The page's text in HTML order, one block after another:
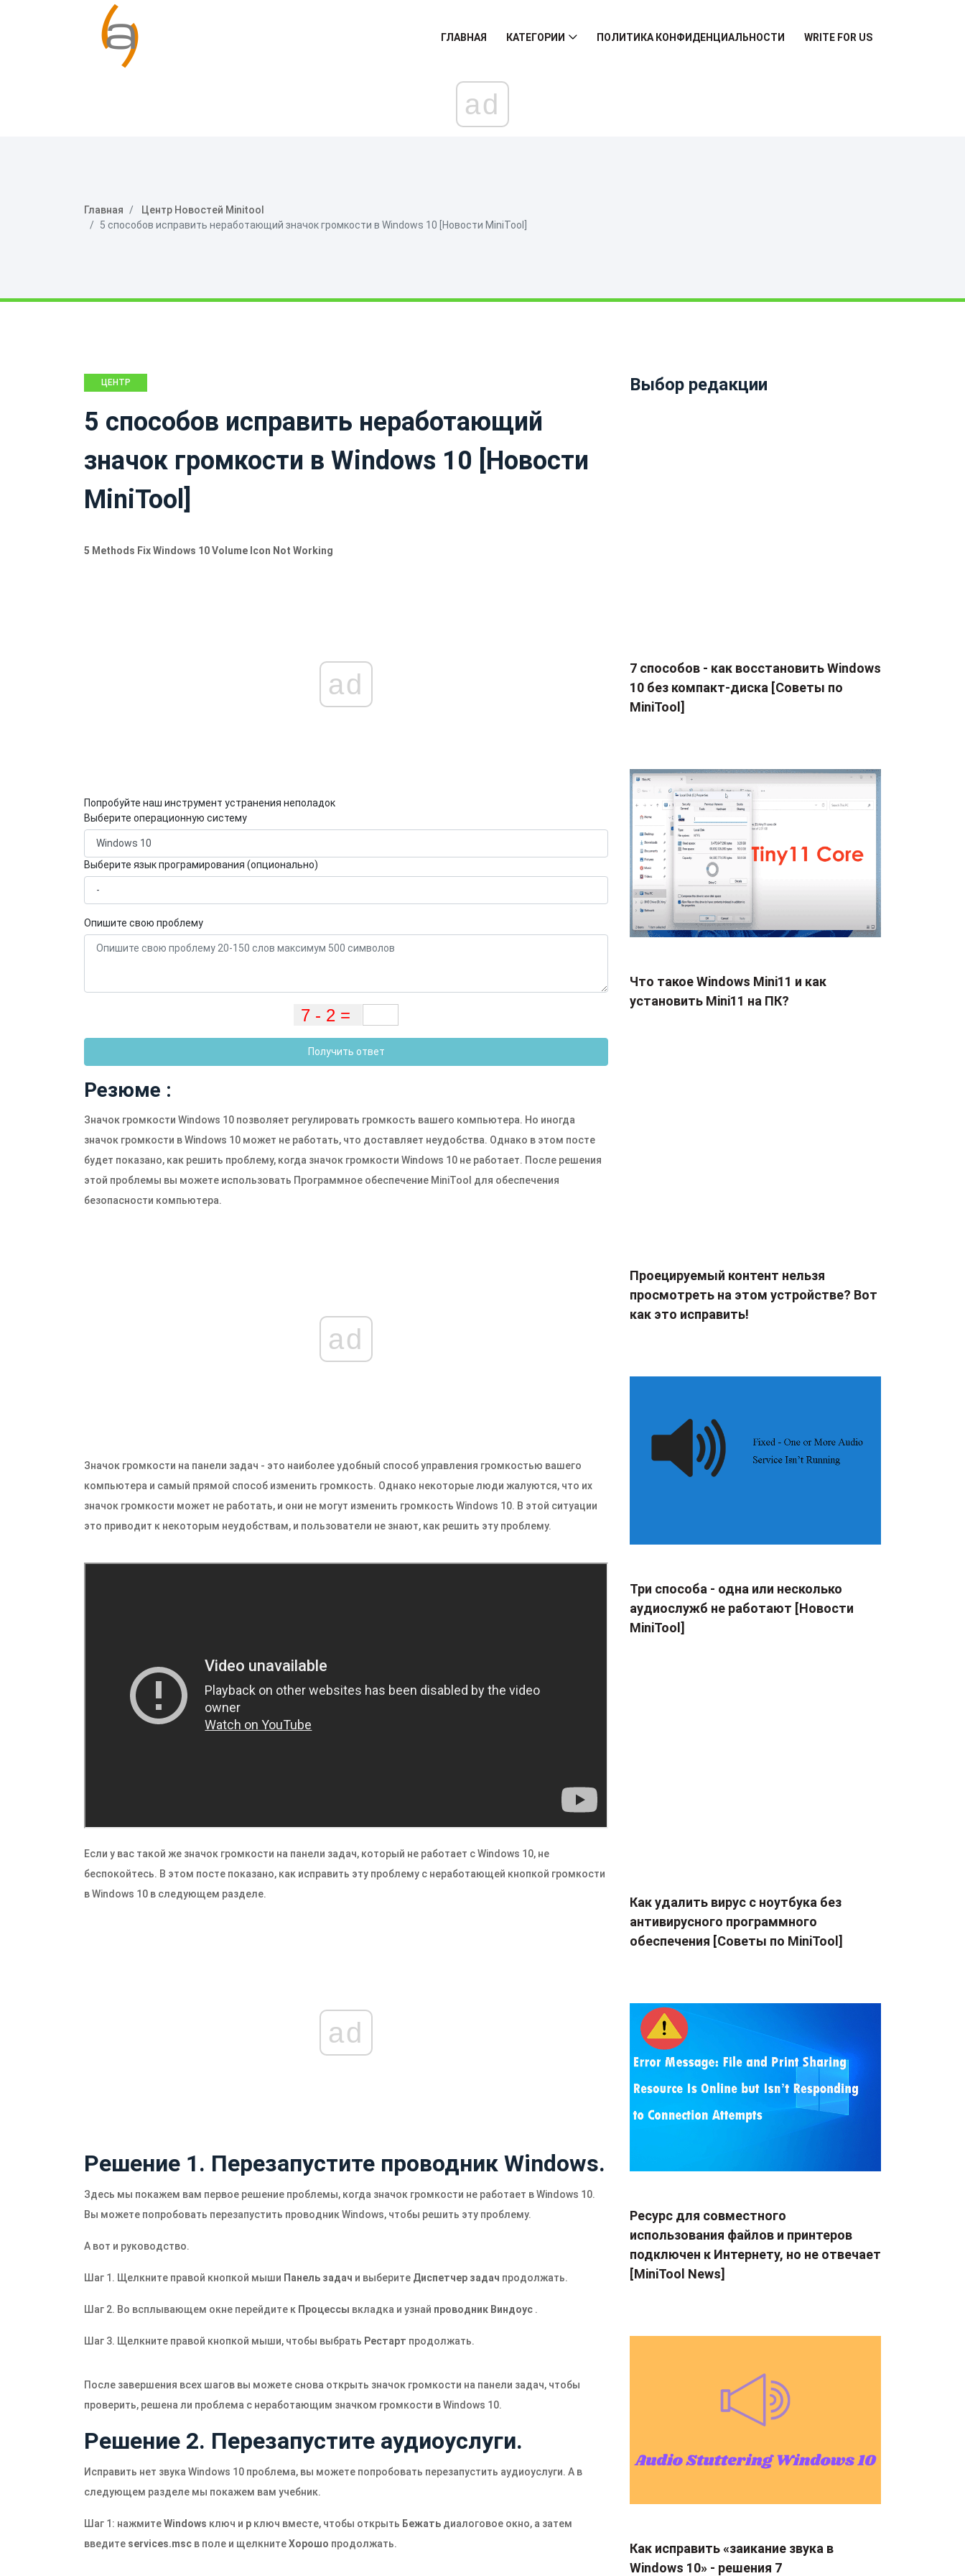
ГЛАВНАЯ КАТЕГОРИИ ПОЛИТИКА КОНФИДЕНЦИАЛЬНОСТИ WRITE FOR US
ad
Главная
Центр Новостей Minitool
5 способов исправить неработающий значок громкости в Windows 10 [Новости MiniTool]
ЦЕНТР
MINITOOL
5 способов исправить неработающий
значок громкости в Windows 10 [Новости
MiniTool]
5 Methods Fix Windows 10 Volume Icon Not Working
ad
Попробуйте наш инструмент устранения неполадок
Выберите операционную систему
Выберите язык програмирования (опционально)
Опишите свою проблему
Получить ответ
Резюме :
Значок громкости Windows 10 позволяет регулировать громкость вашего компьютера. Но иногда
значок громкости в Windows 10 может не работать, что доставляет неудобства. Однако в этом посте
будет показано, как решить проблему, когда значок громкости Windows 10 не работает. После решения
этой проблемы вы можете использовать Программное обеспечение MiniTool для обеспечения
безопасности компьютера.
ad
Значок громкости на панели задач - это наиболее удобный способ управления громкостью вашего
компьютера и самый прямой способ изменить громкость. Однако некоторые люди жалуются, что их
значок громкости может не работать, и они не могут изменить громкость Windows 10. В этой ситуации
это приводит к некоторым неудобствам, и пользователи не знают, как решить эту проблему.
Если у вас такой же значок громкости на панели задач, который не работает с Windows 10, не
беспокойтесь. В этом посте показано, как исправить эту проблему с неработающей кнопкой громкости
в Windows 10 в следующем разделе.
ad
Решение 1. Перезапустите проводник Windows.
Здесь мы покажем вам первое решение проблемы, когда значок громкости не работает в Windows 10.
Вы можете попробовать перезапустить проводник Windows, чтобы решить эту проблему.
А вот и руководство.
Шаг 1. Щелкните правой кнопкой мыши Панель задач и выберите Диспетчер задач продолжать.
Шаг 2. Во всплывающем окне перейдите к Процессы вкладка и узнай проводник Виндоус .
Шаг 3. Щелкните правой кнопкой мыши, чтобы выбрать Рестарт продолжать.
После завершения всех шагов вы можете снова открыть значок громкости на панели задач, чтобы
проверить, решена ли проблема с неработающим значком громкости в Windows 10.
Решение 2. Перезапустите аудиоуслуги.
Исправить нет звука Windows 10 проблема, вы можете попробовать перезапустить аудиоуслуги. А в
следующем разделе мы покажем вам учебник.
Шаг 1: нажмитеWindows ключ и р ключ вместе, чтобы открыть Бежать диалоговое окно, а затем
введите services.msc в поле и щелкнитеХорошо продолжать.
Выбор редакции
7 способов - как восстановить Windows
10 без компакт-диска [Советы по
MiniTool]
Что такое Windows Mini11 и как
установить Mini11 на ПК?
Проецируемый контент нельзя
просмотреть на этом устройстве? Вот
как это исправить!
Три способа - одна или несколько
аудиослужб не работают [Новости
MiniTool]
Как удалить вирус с ноутбука без
антивирусного программного
обеспечения [Советы по MiniTool]
Ресурс для совместного
использования файлов и принтеров
подключен к Интернету, но не отвечает
[MiniTool News]
Как исправить «заикание звука в
Windows 10» - решения 7